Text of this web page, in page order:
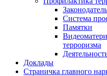
Система
Памятки
терроризма
Доклады
Страничка главного